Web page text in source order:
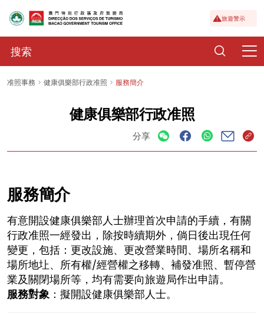
旅遊警示
准照事務 健康俱樂部行政准照 服務簡介
健康俱樂部行政准照
分享
服務簡介
有意開設健康俱樂部人士辦理首次申請的手續，有關
行政准照一經發出，除按時續期外，倘日後出現任何
變更，包括：更改設施、更改營業時間、場所名稱和
場所地圵、所有權/經營權之移轉、補發准照、暫停營
業及關閉場所等，均有需要向旅遊局作出申請。
服務對象 ：擬開設健康俱樂部人士。